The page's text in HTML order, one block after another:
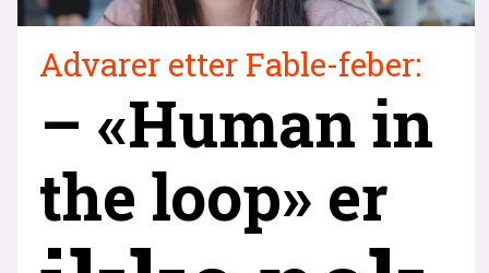
Advarer etter Fable-feber:
– «Human in
the loop» er